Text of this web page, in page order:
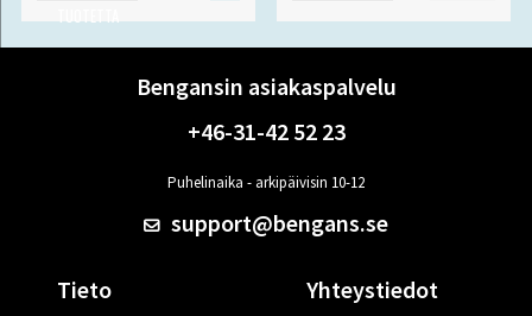
TUOTETTA
Bengansin asiakaspalvelu
+46-31-42 52 23
Puhelinaika - arkipäivisin 10-12
support@bengans.se
Tieto Yhteystiedot